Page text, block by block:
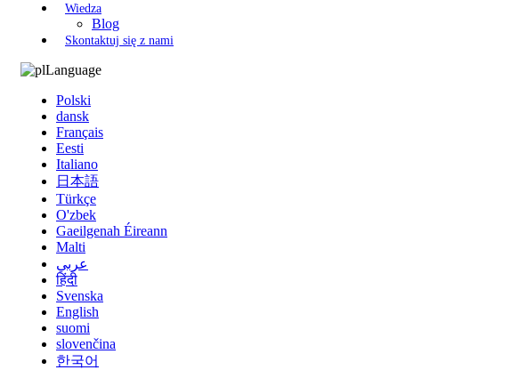
Wiedza
Blog
Skontaktuj się z nami
Language
Polski
dansk
Français
Eesti
Italiano
日本語
Türkçe
O'zbek
Gaeilgenah Éireann
Malti
عربي
हिंदी
Svenska
English
suomi
slovenčina
한국어